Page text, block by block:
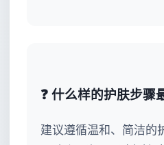
❓ 什么样的护肤步骤
建议遵循温和、简洁的